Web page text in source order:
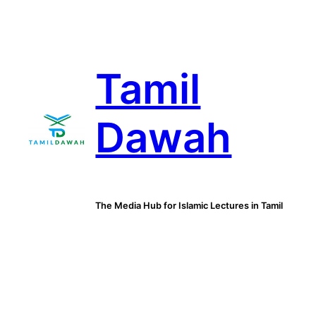
Tamil
Dawah
The Media Hub for Islamic Lectures in Tamil